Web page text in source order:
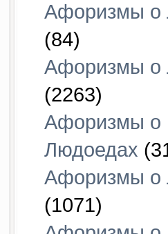
Афоризмы о
(84)
Афоризмы о
(2263)
Афоризмы о
Людоедах
Афоризмы о
(1071)